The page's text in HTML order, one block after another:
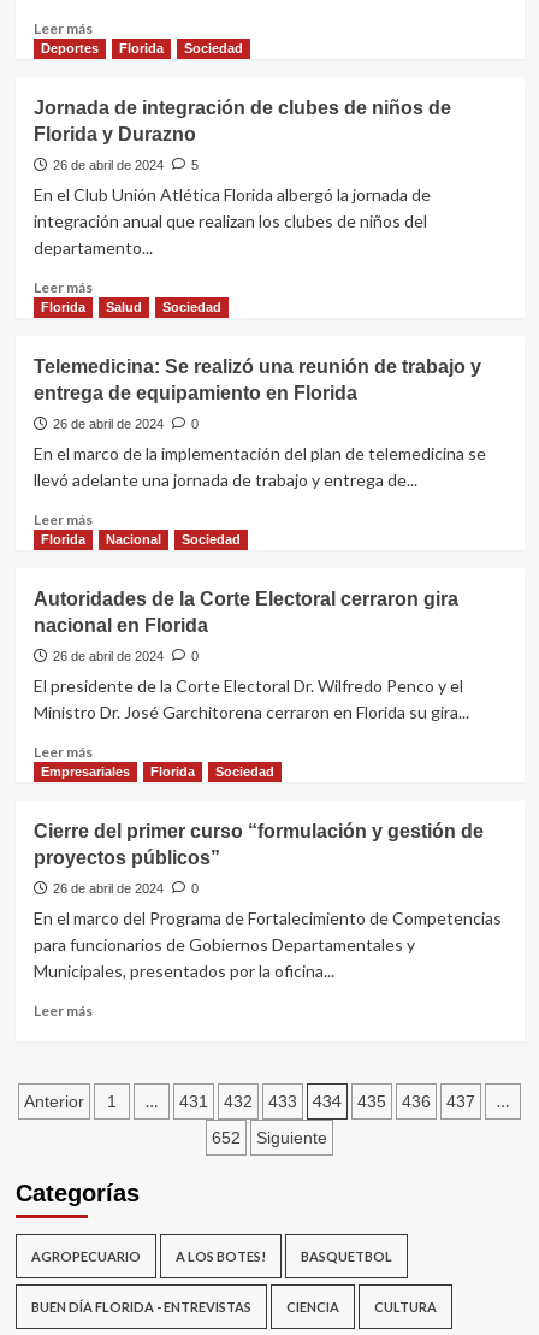
Leer másLeer
más
realizó
homenaje
al
artista
Curuchet
Maggi
Deportes Florida Sociedad
Jornada de integración de clubes de niños de
Florida y Durazno
26 de abril de 2024 5
En el Club Unión Atlética Florida albergó la jornada de
integración anual que realizan los clubes de niños del
departamento...
Leer másLeer
más
de
integración
de
clubes
niños
Florida
Florida Salud Sociedad
Telemedicina: Se realizó una reunión de trabajo y
entrega de equipamiento en Florida
26 de abril de 2024 0
En el marco de la implementación del plan de telemedicina se
llevó adelante una jornada de trabajo y entrega de...
Leer másLeer
más
Se
realizó
una
reunión
trabajo
entrega
en
Florida
Florida Nacional Sociedad
Autoridades de la Corte Electoral cerraron gira
nacional en Florida
26 de abril de 2024 0
El presidente de la Corte Electoral Dr. Wilfredo Penco y el
Ministro Dr. José Garchitorena cerraron en Florida su gira...
Leer másLeer
más
de
la
Corte
Electoral
gira
nacional
Empresariales Florida Sociedad
Cierre del primer curso “formulación y gestión de
proyectos públicos”
26 de abril de 2024 0
En el marco del Programa de Fortalecimiento de Competencias
para funcionarios de Gobiernos Departamentales y
Municipales, presentados por la oficina...
Leer másLeer
del
primer
y
de
proyectos
públicos”
Paginación
entradas
Anterior 1 … 431 432 433 434 435 436 437 …
652 Siguiente
Categorías
AGROPECUARIO A LOS BOTES! BASQUETBOL
BUEN DÍA FLORIDA - ENTREVISTAS CIENCIA CULTURA